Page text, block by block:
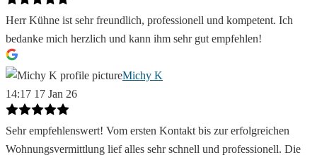
Herr Kühne ist sehr freundlich, professionell und kompetent. Ich
bedanke mich herzlich und kann ihm sehr gut empfehlen!
Michy K
14:17 17 Jan 26
Sehr empfehlenswert! Vom ersten Kontakt bis zur erfolgreichen
Wohnungsvermittlung lief alles sehr schnell und professionell. Die